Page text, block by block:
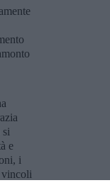
si
e
i
vincoli